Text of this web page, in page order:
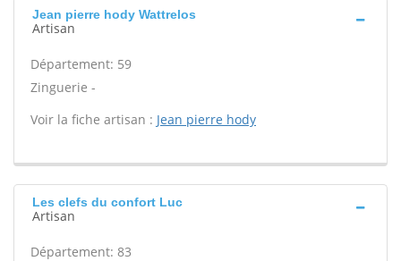
Jean pierre hody Wattrelos
Artisan
Département: 59
Zinguerie -
Voir la fiche artisan : Jean pierre hody
Les clefs du confort Luc
Artisan
Département: 83